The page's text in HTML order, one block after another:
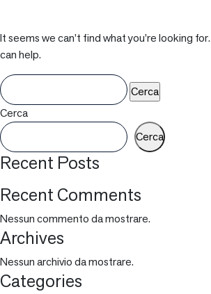
It seems we can’t find what you’re looking
can help.
Ricerca
per:
Cerca
Cerca
Recent Posts
Recent Comments
Nessun commento da mostrare.
Archives
Nessun archivio da mostrare.
Categories